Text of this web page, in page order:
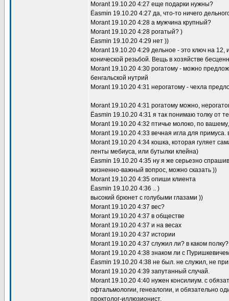
Morant 19.10.20 4:27 еще подарки нужны?
Ёasmin 19.10.20 4:27 да, что-то ничего
Morant 19.10.20 4:28 а мужчина крупный?
Morant 19.10.20 4:28 рогатый? )
Ёasmin 19.10.20 4:29 нет ))
Morant 19.10.20 4:29 дельное - это ключ на 12,
конической резьбой. Вещь в хозяйстве
Morant 19.10.20 4:30 рогатому - можно
бенгальской нутрий
Morant 19.10.20 4:31 нерогатому - чехла
Morant 19.10.20 4:31 рогатому можно,
Ёasmin 19.10.20 4:31 я так понимаю толку от
Morant 19.10.20 4:32 птичье молоко, по
Morant 19.10.20 4:33 вечная игла для примуса.
Morant 19.10.20 4:34 кошка, которая гуляет
ленты мебиуса, или бутылки клейна)
Ёasmin 19.10.20 4:35 ну я же серьезно
жизненно-важный вопрос, можно сказать ))
Morant 19.10.20 4:35 опиши клиента
Ёasmin 19.10.20 4:36 .. )
высокий брюнет с голубыми глазами ))
Morant 19.10.20 4:37 вес?
Morant 19.10.20 4:37 в обществе
Morant 19.10.20 4:37 и на весах
Morant 19.10.20 4:37 истории
Morant 19.10.20 4:37 служил ли? в каком
Morant 19.10.20 4:38 знаком ли с
Ёasmin 19.10.20 4:38 не был. не служил, не
Morant 19.10.20 4:39 запутанный случай.
Morant 19.10.20 4:40 нужен консилиум. с
офтальмологии, генеалогии, и обязательно
проктолог-иллюзионист.